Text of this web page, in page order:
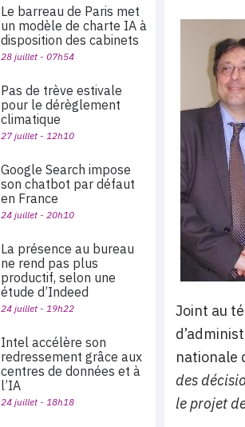
Joint au
nationale
des
le projet
Le barreau de Paris met
un modèle de charte IA à
disposition des cabinets
28 juillet - 07h54
Pas de trève estivale
pour le dérèglement
climatique
27 juillet - 12h10
Google Search impose
son chatbot par défaut
en France
24 juillet - 20h10
La présence au bureau
ne rend pas plus
productif, selon une
étude d’Indeed
24 juillet - 19h22
Intel accélère son
redressement grâce aux
centres de données et à
l’IA
24 juillet - 18h18